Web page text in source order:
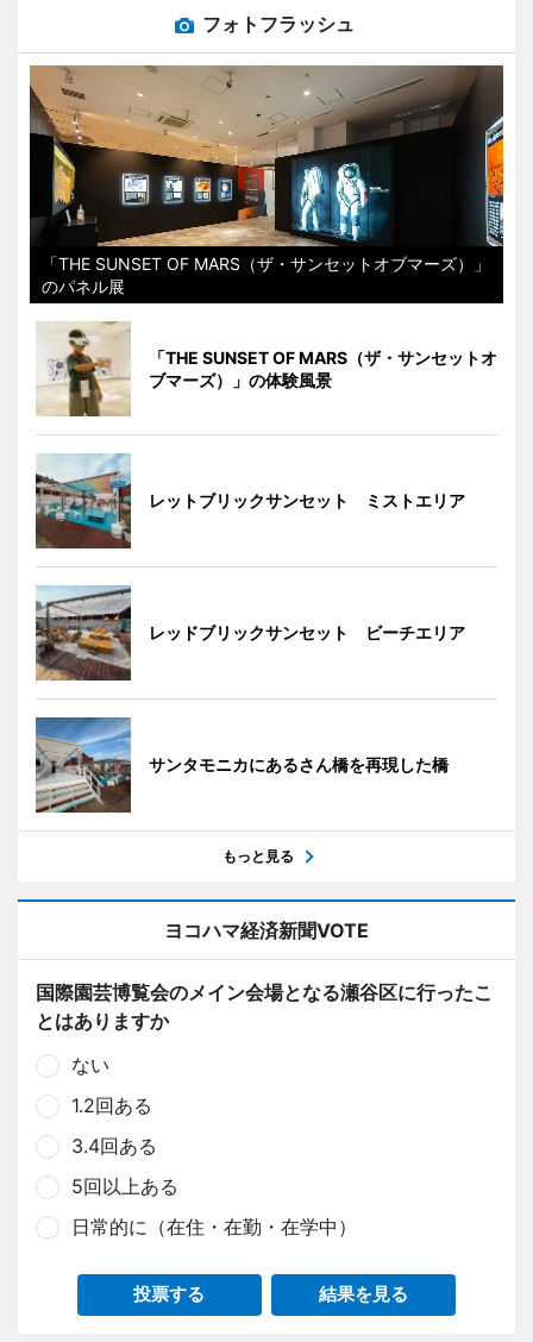
フォトフラッシュ
「THE SUNSET OF MARS（ザ・サンセットオブマーズ）」
のパネル展
「THE SUNSET OF MARS（ザ・サンセットオ
ブマーズ）」の体験風景
レットブリックサンセット ミストエリア
レッドブリックサンセット ビーチエリア
サンタモニカにあるさん橋を再現した橋
もっと見る
ヨコハマ経済新聞VOTE
国際園芸博覧会のメイン会場となる瀬谷区に行ったこ
とはありますか
ない
1.2回ある
3.4回ある
5回以上ある
日常的に（在住・在勤・在学中）
投票する 結果を見る